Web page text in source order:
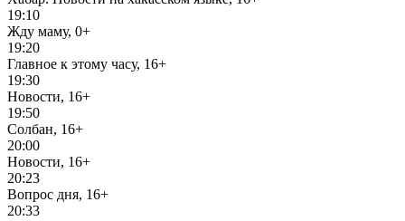
19:10
Жду маму, 0+
19:20
Главное к этому часу, 16+
19:30
Новости, 16+
19:50
Солбан, 16+
20:00
Новости, 16+
20:23
Вопрос дня, 16+
20:33